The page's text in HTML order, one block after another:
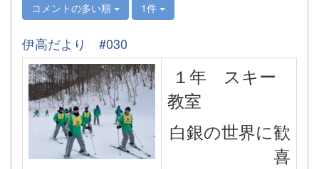
コメントの多い順 1件
伊高だより #030
１年 スキー
教室
白銀の世界に歓
喜